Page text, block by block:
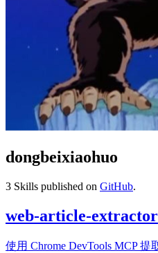
dongbeixiaohuo
3 Skills published on GitHub.
web-article-extractor
使用 Chrome DevTools MCP